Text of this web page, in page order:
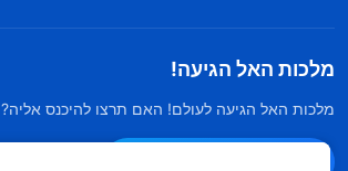
מלכות האל הגיעה!
מלכות האל הגיעה לעולם! האם תרצו להיכנס אליה?